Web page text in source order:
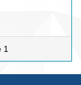
1